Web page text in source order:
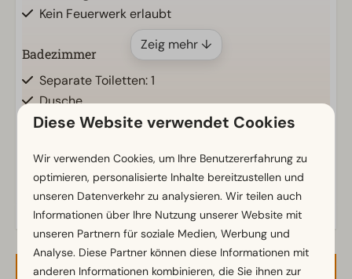
Kein Feuerwerk erlaubt
Badezimmer
Separate Toiletten: 1
Dusche
Badewanne
Küche
Einbauküche
Kühl-/Gefrierkombination
Mikrowelle
Nespresso-Maschine
Backofen
Zeig mehr ↓
Energielabel(s)
Diese Website verwendet Cookies
Wir verwenden Cookies, um Ihre Benutzererfahrung zu
optimieren, personalisierte Inhalte bereitzustellen und
unseren Datenverkehr zu analysieren. Wir teilen auch
Informationen über Ihre Nutzung unserer Website mit
unseren Partnern für soziale Medien, Werbung und
Analyse. Diese Partner können diese Informationen mit
anderen Informationen kombinieren, die Sie ihnen zur